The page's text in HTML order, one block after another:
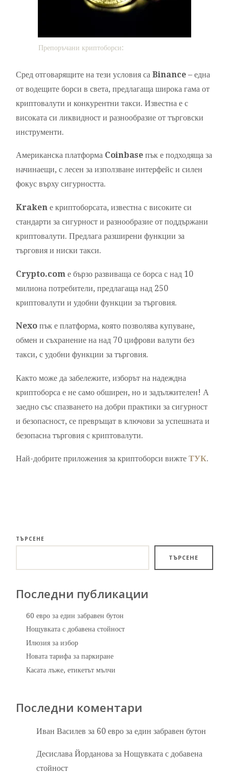
Препоръчани криптоборси:
Сред отговарящите на тези условия саBinance – една
от водещите борси в света, предлагаща широка гама от
криптовалути и конкурентни такси. Известна е с
високата си ликвидност и разнообразие от търговски
инструменти.
Американска платформа Coinbase пък е подходяща за
начинаещи, с лесен за използване интерфейс и силен
фокус върху сигурността.
Kraken е криптоборсата, известна с високите си
стандарти за сигурност и разнообразие от поддържани
криптовалути. Предлага разширени функции за
търговия и ниски такси.
Crypto.com е бързо развиваща се борса с над 10
милиона потребители, предлагаща над 250
криптовалути и удобни функции за търговия.
Nexo пък е платформа, която позволява купуване,
обмен и съхранение на над 70 цифрови валути без
такси, с удобни функции за търговия.
Както може да забележите, изборът на надеждна
криптоборса е не само обширен, но и задължителен! А
заедно със спазването на добри практики за сигурност
и безопасност, се превръщат в ключови за успешната и
безопасна търговия с криптовалути.
Най-добрите приложения за криптоборси вижтеТУК.
ТЪРСЕНЕ
ТЪРСЕНЕ
Последни публикации
60 евро за един забравен бутон
Нощувката с добавена стойност
Илюзия за избор
Новата тарифа за паркиране
Касата лъже, етикетът мълчи
Последни коментари
Иван Василев за 60 евро за един забравен бутон
Десислава Йорданова заНощувката с добавена
стойност